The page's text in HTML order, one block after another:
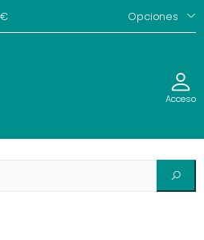
Opciones
Acceso